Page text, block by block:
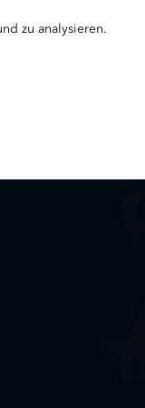
zu analysieren.